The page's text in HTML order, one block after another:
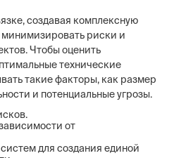
создавая комплексную
минимизировать риски и
Чтобы оценить
технические
такие факторы, как размер
и потенциальные угрозы.
от
для создания единой